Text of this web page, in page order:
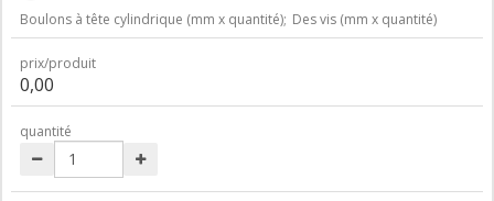
Boulons à tête cylindrique (mm x quantité); Des vis (mm x quantité)
prix/produit
0,00
quantité